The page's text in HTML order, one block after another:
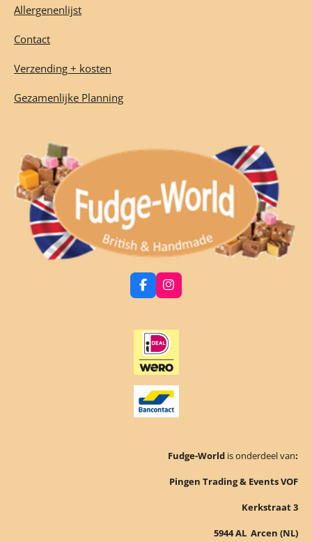
Allergenenlijst
Contact
Verzending + kosten
Gezamenlijke Planning
F
a
b
o
o
k
I
n
a
g
r
a
m
Fudge-World is onderdeel van:
Pingen Trading & Events VOF
Kerkstraat 3
5944 AL Arcen (NL)